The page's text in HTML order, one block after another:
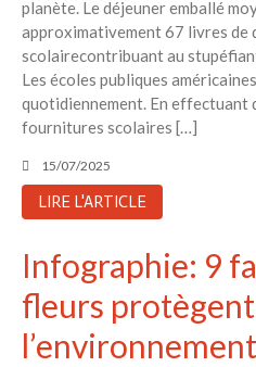
planète. Le déjeuner emballé
approximativement 67 livres de
scolairecontribuant au
Les écoles publiques
quotidiennement. En effectuant
fournitures scolaires […]
15/07/2025
LIRE L'ARTICLE
Infographie: 9
fleurs protègent
l’environnement